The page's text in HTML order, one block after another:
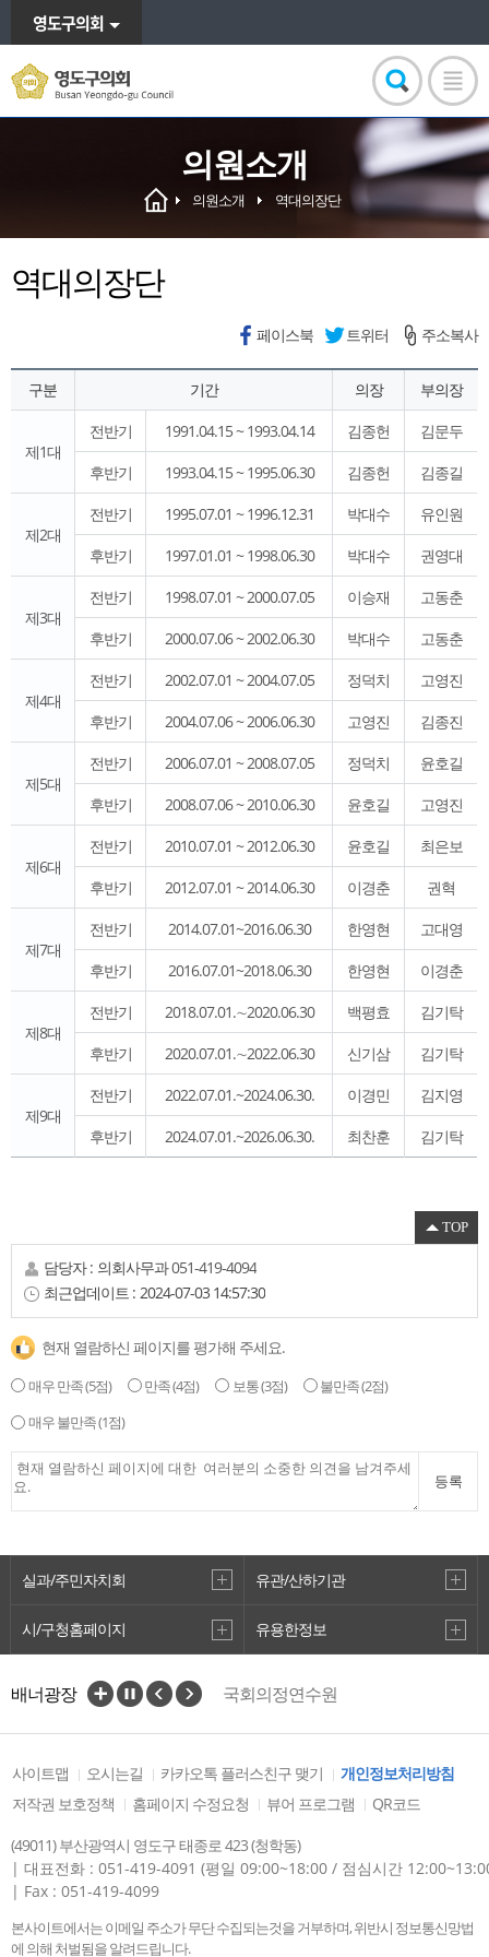
영도구의회
의원소개
의원소개 역대의장단
역대의장단
페이스북 트위터 주소복사
구분 기간 의장 부의장
제1대
전반기 1991.04.15 ~ 1993.04.14 김종헌
김문두
후반기
1993.04.15 ~ 1995.06.30 김종헌 김종길
제2대
전반기 1995.07.01 ~ 1996.12.31 박대수
유인원
후반기
1997.01.01 ~ 1998.06.30 박대수 권영대
제3대
전반기 1998.07.01 ~ 2000.07.05 이승재
고동춘
후반기
2000.07.06 ~ 2002.06.30 박대수 고동춘
제4대
전반기 2002.07.01 ~ 2004.07.05 정덕치
고영진
후반기
2004.07.06 ~ 2006.06.30 고영진 김종진
제5대
전반기 2006.07.01 ~ 2008.07.05 정덕치
윤호길
후반기
2008.07.06 ~ 2010.06.30 윤호길 고영진
제6대
전반기 2010.07.01 ~ 2012.06.30 윤호길
최은보
후반기
2012.07.01 ~ 2014.06.30 이경춘 권혁
제7대
전반기 2014.07.01~2016.06.30 한영현
고대영
후반기
2016.07.01~2018.06.30 한영현 이경춘
제8대
전반기 2018.07.01.∼2020.06.30 백평효
김기탁
후반기
2020.07.01.∼2022.06.30 신기삼 김기탁
제9대
전반기 2022.07.01.~2024.06.30. 이경민
김지영
후반기
2024.07.01.~2026.06.30. 최찬훈 김기탁
TOP
담당자 : 의회사무과051-419-4094
최근업데이트 : 2024-07-03 14:57:30
현재 열람하신 페이지를 평가해 주세요.
매우 만족(5점) 만족(4점) 보통(3점) 불만족(2점)
매우 불만족(1점)
등록
실과/주민자치회 유관/산하기관
시/구청홈페이지 유용한정보
배너광장
국회의정연수원
전국시·도의회의장협의회
자치법규정보시스템
사이트맵 오시는길 카카오톡 플러스친구 맺기
개인정보처리방침
저작권 보호정책
홈페이지 수정요청 뷰어 프로그램
QR코드
(49011) 부산광역시 영도구 태종로 423 (청학동)
| 대표전화 : 051-419-4091 (평일 09:00~18:00 / 점심시간
| Fax : 051-419-4099
본사이트에서는 이메일 주소가 무단 수집되는것을 거부하며, 위반시 정보통신망법
에 의해 처벌됨을 알려드립니다.